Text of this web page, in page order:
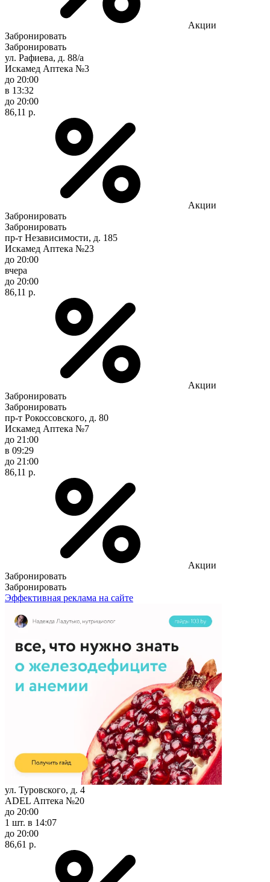
Акции
Забронировать
Забронировать
ул. Рафиева, д. 88/а
Искамед Аптека №3
до 20:00
в 13:32
до 20:00
86,11 р.
Акции
Забронировать
Забронировать
пр-т Независимости, д. 185
Искамед Аптека №23
до 20:00
вчера
до 20:00
86,11 р.
Акции
Забронировать
Забронировать
пр-т Рокоссовского, д. 80
Искамед Аптека №7
до 21:00
в 09:29
до 21:00
86,11 р.
Акции
Забронировать
Забронировать
Эффективная реклама на сайте
ул. Туровского, д. 4
ADEL Аптека №20
до 20:00
1 шт. в 14:07
до 20:00
86,61 р.